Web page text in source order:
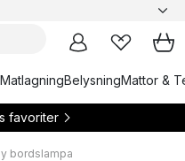
BelysningMattor &
favoriter
bordslampa